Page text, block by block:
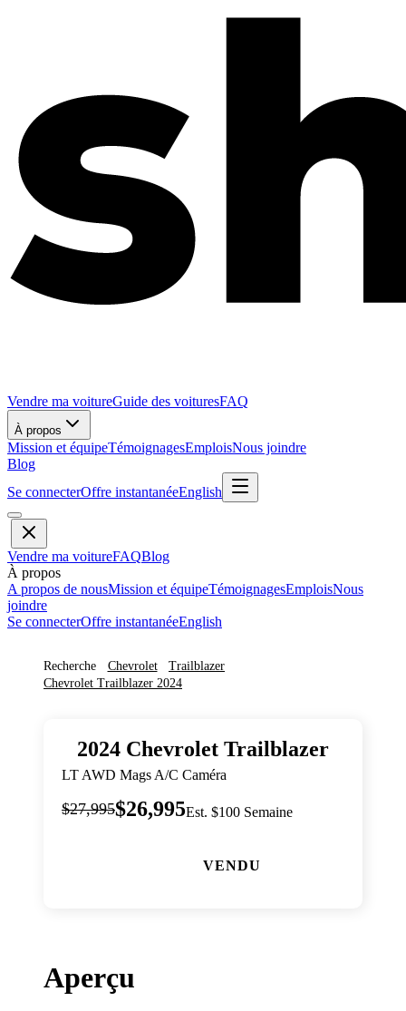
Vendre ma voitureGuide des voituresFAQ
À propos
Mission et équipeTémoignagesEmploisNous joindre
Blog
Se connecterOffre instantanéeEnglish
Vendre ma voitureFAQBlog
À propos
A propos de nousMission et équipeTémoignagesEmploisNous
joindre
Se connecterOffre instantanéeEnglish
Recherche Chevrolet
Trailblazer
Chevrolet Trailblazer 2024
2024 Chevrolet Trailblazer
LT AWD Mags A/C Caméra
$27,995$26,995Est. $100 Semaine
VENDU
Aperçu